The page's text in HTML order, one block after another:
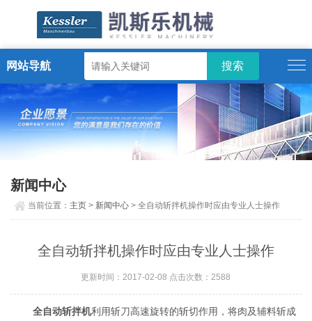
ENGLISH
网站导航
新闻中心
当前位置： 主页 > 新闻中心 > 全自动斩拌机操作时应由专业人士操作
全自动斩拌机操作时应由专业人士操作
更新时间：2017-02-08 点击次数：2588
全自动斩拌机利用斩刀高速旋转的斩切作用，将肉及辅料斩成